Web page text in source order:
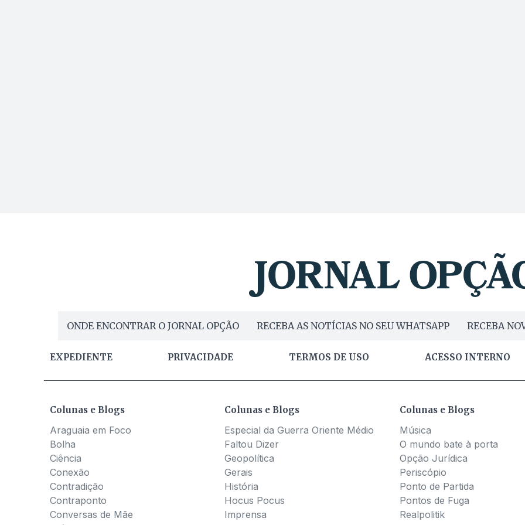
ONDE ENCONTRAR O JORNAL OPÇÃO RECEBA AS NOTÍCIAS NO SEU WHATSAPP RECEBA
EXPEDIENTE PRIVACIDADE TERMOS DE USO ACESSO INTERNO
Colunas e Blogs
Araguaia em Foco
Bolha
Ciência
Conexão
Contradição
Contraponto
Conversas de Mãe
Colunas e Blogs
Especial da Guerra Oriente Médio
Faltou Dizer
Geopolítica
Gerais
História
Hocus Pocus
Imprensa
Colunas e Blogs
Música
O mundo bate à porta
Opção Jurídica
Periscópio
Ponto de Partida
Pontos de Fuga
Realpolitik